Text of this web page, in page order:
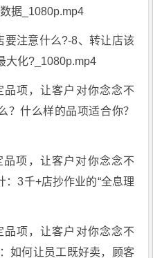
据_1080p.mp4
要注意什么?-8、转让店该
大化?_1080p.mp4
品项，让客户对你念念不
？什么样的品项适合你？
品项，让客户对你念念不
3千+店抄作业的“全息理
品项，让客户对你念念不
如何让员工既好卖，顾客